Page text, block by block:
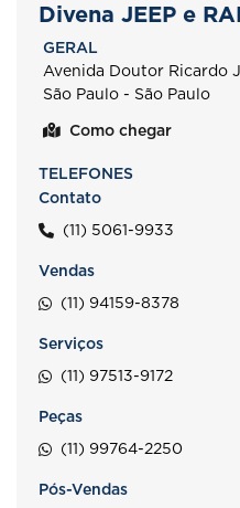
Divena JEEP e
GERAL
Avenida Doutor Ricardo
São Paulo - São Paulo
Como chegar
TELEFONES
Contato
(11) 5061-9933
Vendas
(11) 94159-8378
Serviços
(11) 97513-9172
Peças
(11) 99764-2250
Pós-Vendas